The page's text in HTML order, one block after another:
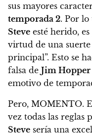
sus mayores
temporada 2. Por lo
Steve esté herido,
virtud de una
principal”. Esto se
falsa de Jim Hopper
emotivo de
Pero, MOMENTO.
vez todas las reglas
Steve sería una